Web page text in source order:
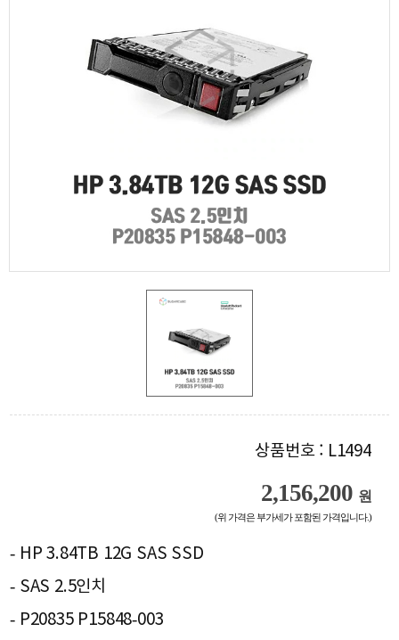
상품번호 : L1494
2,156,200 원
(위 가격은 부가세가 포함된 가격입니다.)
- HP 3.84TB 12G SAS SSD
- SAS 2.5인치
- P20835 P15848-003